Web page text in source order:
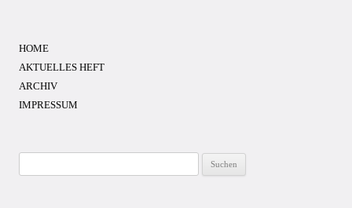
HOME
AKTUELLES HEFT
ARCHIV
IMPRESSUM
nach: